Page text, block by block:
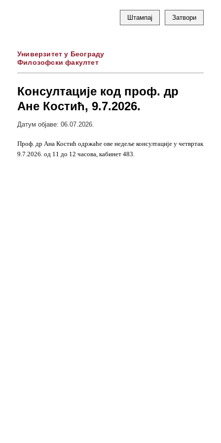
Штампај Затвори
Универзитет у Београду
Филозофски факултет
Консултације код проф. др
Ане Костић, 9.7.2026.
Датум објаве: 06.07.2026.
Проф. др Ана Костић одржаће ове недеље консултације у четвртак
9.7.2026. од 11 до 12 часова, кабинет 483.